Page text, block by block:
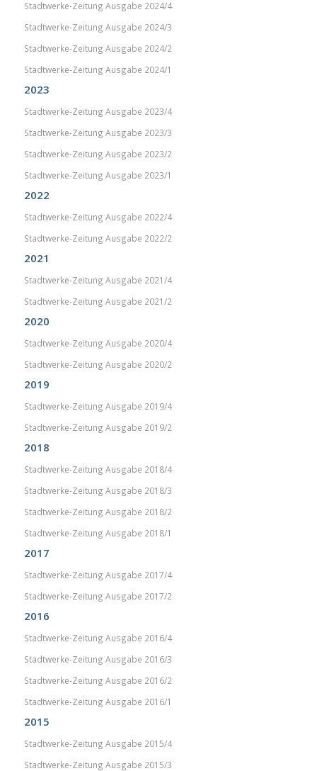
Stadtwerke-Zeitung Ausgabe 2024/4
Stadtwerke-Zeitung Ausgabe 2024/3
Stadtwerke-Zeitung Ausgabe 2024/2
Stadtwerke-Zeitung Ausgabe 2024/1
2023
Stadtwerke-Zeitung Ausgabe 2023/4
Stadtwerke-Zeitung Ausgabe 2023/3
Stadtwerke-Zeitung Ausgabe 2023/2
Stadtwerke-Zeitung Ausgabe 2023/1
2022
Stadtwerke-Zeitung Ausgabe 2022/4
Stadtwerke-Zeitung Ausgabe 2022/2
2021
Stadtwerke-Zeitung Ausgabe 2021/4
Stadtwerke-Zeitung Ausgabe 2021/2
2020
Stadtwerke-Zeitung Ausgabe 2020/4
Stadtwerke-Zeitung Ausgabe 2020/2
2019
Stadtwerke-Zeitung Ausgabe 2019/4
Stadtwerke-Zeitung Ausgabe 2019/2
2018
Stadtwerke-Zeitung Ausgabe 2018/4
Stadtwerke-Zeitung Ausgabe 2018/3
Stadtwerke-Zeitung Ausgabe 2018/2
Stadtwerke-Zeitung Ausgabe 2018/1
2017
Stadtwerke-Zeitung Ausgabe 2017/4
Stadtwerke-Zeitung Ausgabe 2017/2
2016
Stadtwerke-Zeitung Ausgabe 2016/4
Stadtwerke-Zeitung Ausgabe 2016/3
Stadtwerke-Zeitung Ausgabe 2016/2
Stadtwerke-Zeitung Ausgabe 2016/1
2015
Stadtwerke-Zeitung Ausgabe 2015/4
Stadtwerke-Zeitung Ausgabe 2015/3